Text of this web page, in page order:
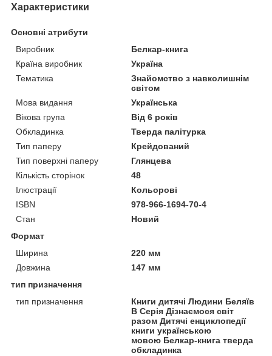
Характеристики
Основні атрибути
Виробник
Белкар-книга
Країна виробник
Україна
Тематика
Знайомство з навколишнім
світом
Мова видання
Українська
Вікова група
Від 6 років
Обкладинка
Тверда палітурка
Тип паперу
Крейдований
Тип поверхні паперу
Глянцева
Кількість сторінок
48
Ілюстрації
Кольорові
ISBN
978-966-1694-70-4
Стан
Новий
Формат
Ширина
220 мм
Довжина
147 мм
тип призначення
тип призначення
Книги дитячі Людини Беляїв
В Серія Дізнаємося світ
разом Дитячі енциклопедії
книги українською
мовою Белкар-книга тверда
обкладинка